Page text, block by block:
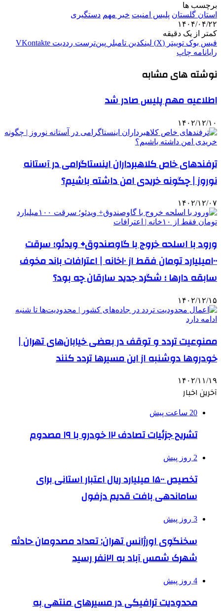
برچسب ها
استان گلستان پلیس امنیت خبر مهم دستگیری
۱۴۰۴/۰۴/۲۲
کمتر از یک دقیقه
فیس بوک توییتر (X) لینکدین ‫تامبلر ‫پین‌ترست ‫رددیت ‫VKontakte
رایانامه چاپ
نوشته های مشابه
اطلاعیه مهم پلیس صادر شد
۱۴۰۲/۱۲/۱۰
ترفندهای خاص کلاهبرداران اینستاگرامی در آستانه
نوروز | چگونه خریدی امن داشته باشیم؟
۱۴۰۲/۱۲/۰۷
ورود با اسلحه خروج با گاوصندوق+ ویدئو؛ سرقت
۱۰۰میلیارد تومان فقط از ۱۰خانه | اعترافات باند مخوف
سابقه دارها ؛ شگرد جدید سارقان چه بود؟
۱۴۰۲/۱۲/۱۵
ممنوعیت تردد و توقف در بعضی خیابان‌های تهران |
خودروها دوشنبه از این مسیرها تردد کنند
۱۴۰۲/۱۱/۱۹
آخرین اخبار
20 ساعت پیش
تشریح جزئیات تصادف ۱۲ خودرو با ۱۹ مصدوم
2 روز پیش
تخصیص ۱۵۰۰ میلیارد ریال اعتبار استانی برای
ساماندهی بافت قدیم دزفول
3 روز پیش
سخنگوی اورژانس تهران: تعداد مصدومان حادثه
شهرک شمس آباد به ۲۱نفر رسید
4 روز پیش
محدودیت ترافیکی در مسیرهای منتهی به